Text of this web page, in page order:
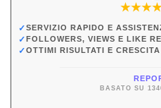
★★★
✓SERVIZIO RAPIDO E
✓FOLLOWERS, VIEWS E LIKE
✓OTTIMI RISULTATI E
BASATO SU